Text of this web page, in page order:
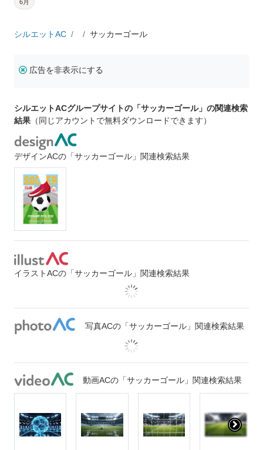
6月
シルエットAC サッカーゴール
広告を非表示にする
シルエットACグループサイトの「サッカーゴール」の関連検索
結果 （同じアカウントで無料ダウンロードできます）
デザインACの「サッカーゴール」関連検索結果
イラストACの「サッカーゴール」関連検索結果
写真ACの「サッカーゴール」関連検索結果
動画ACの「サッカーゴール」関連検索結果